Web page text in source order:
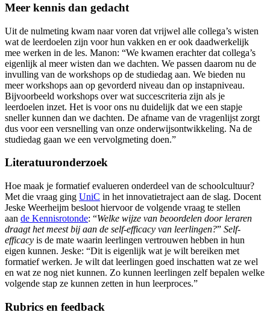
Meer kennis dan gedacht
Uit de nulmeting kwam naar voren dat vrijwel alle collega’s wisten
wat de leerdoelen zijn voor hun vakken en er ook daadwerkelijk
mee werken in de les. Manon: “We kwamen erachter dat collega’s
eigenlijk al meer wisten dan we dachten. We passen daarom nu de
invulling van de workshops op de studiedag aan. We bieden nu
meer workshops aan op gevorderd niveau dan op instapniveau.
Bijvoorbeeld workshops over wat succescriteria zijn als je
leerdoelen inzet. Het is voor ons nu duidelijk dat we een stapje
sneller kunnen dan we dachten. De afname van de vragenlijst zorgt
dus voor een versnelling van onze onderwijsontwikkeling. Na de
studiedag gaan we een vervolgmeting doen.”
Literatuuronderzoek
Hoe maak je formatief evalueren onderdeel van de schoolcultuur?
Met die vraag ging UniC in het innovatietraject aan de slag. Docent
Jeske Weerheijm besloot hiervoor de volgende vraag te stellen
aan de Kennisrotonde: “Welke wijze van beoordelen door leraren
draagt het meest bij aan de self-efficacy van leerlingen?” Self-
efficacy is de mate waarin leerlingen vertrouwen hebben in hun
eigen kunnen. Jeske: “Dit is eigenlijk wat je wilt bereiken met
formatief werken. Je wilt dat leerlingen goed inschatten wat ze wel
en wat ze nog niet kunnen. Zo kunnen leerlingen zelf bepalen welke
volgende stap ze kunnen zetten in hun leerproces.”
Rubrics en feedback